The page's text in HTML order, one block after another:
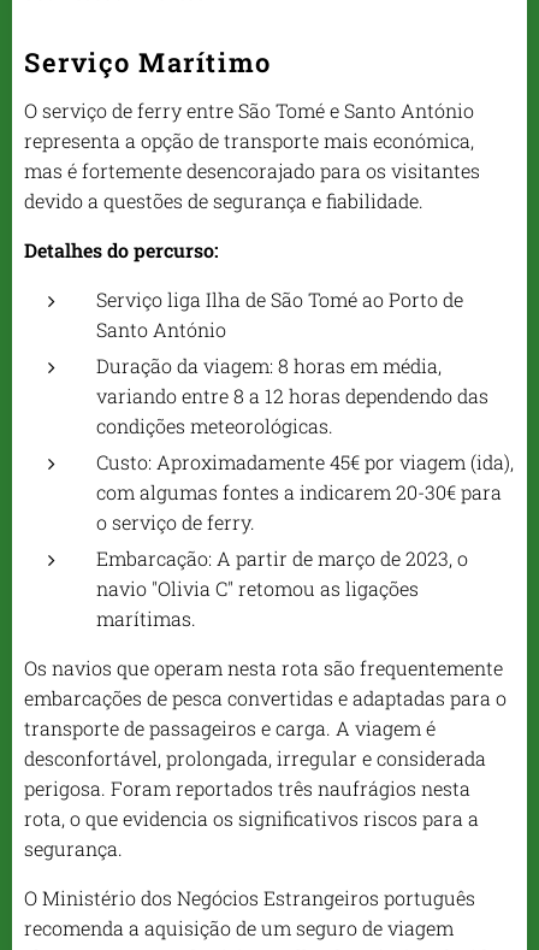
Serviço Marítimo
O serviço de ferry entre São Tomé e Santo António
representa a opção de transporte mais económica,
mas é fortemente desencorajado para os visitantes
devido a questões de segurança e fiabilidade.
Detalhes do percurso:
Serviço liga Ilha de São Tomé ao Porto de
Santo António
Duração da viagem: 8 horas em média,
variando entre 8 a 12 horas dependendo das
condições meteorológicas.
Custo: Aproximadamente 45€ por viagem (ida),
com algumas fontes a indicarem 20-30€ para
o serviço de ferry.
Embarcação: A partir de março de 2023, o
navio "Olivia C" retomou as ligações
marítimas.
Os navios que operam nesta rota são frequentemente
embarcações de pesca convertidas e adaptadas para o
transporte de passageiros e carga. A viagem é
desconfortável, prolongada, irregular e considerada
perigosa. Foram reportados três naufrágios nesta
rota, o que evidencia os significativos riscos para a
segurança.
O Ministério dos Negócios Estrangeiros português
recomenda a aquisição de um seguro de viagem